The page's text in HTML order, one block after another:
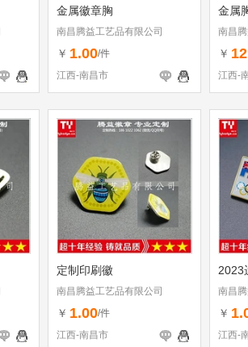
金属徽章胸
南昌腾益工艺品有限公司
￥ 1.00/件
江西-南昌市
金属
南昌
￥
江西-
定制印刷徽
南昌腾益工艺品有限公司
￥ 1.00/件
江西-南昌市
2023
南昌
￥
江西-